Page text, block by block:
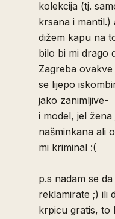
kolekcija (tj.
krsana i mantil.)
dižem kapu na
bilo bi mi drago
Zagreba
se lijepo
jako zanimljive-
i model, jel
našminkana ali
mi kriminal :(
p.s nadam se
reklamirate ;) ili
krpicu gratis, to